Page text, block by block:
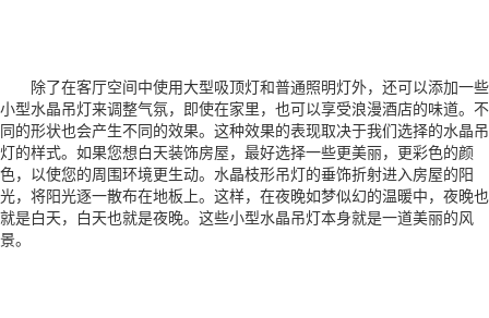
除了在客厅空间中使用大型吸顶灯和普通照明灯外，还可以添加一些
小型水晶吊灯来调整气氛，即使在家里，也可以享受浪漫酒店的味道。不
同的形状也会产生不同的效果。这种效果的表现取决于我们选择的水晶吊
灯的样式。如果您想白天装饰房屋，最好选择一些更美丽，更彩色的颜
色，以使您的周围环境更生动。水晶枝形吊灯的垂饰折射进入房屋的阳
光，将阳光逐一散布在地板上。这样，在夜晚如梦似幻的温暖中，夜晚也
就是白天，白天也就是夜晚。这些小型水晶吊灯本身就是一道美丽的风
景。